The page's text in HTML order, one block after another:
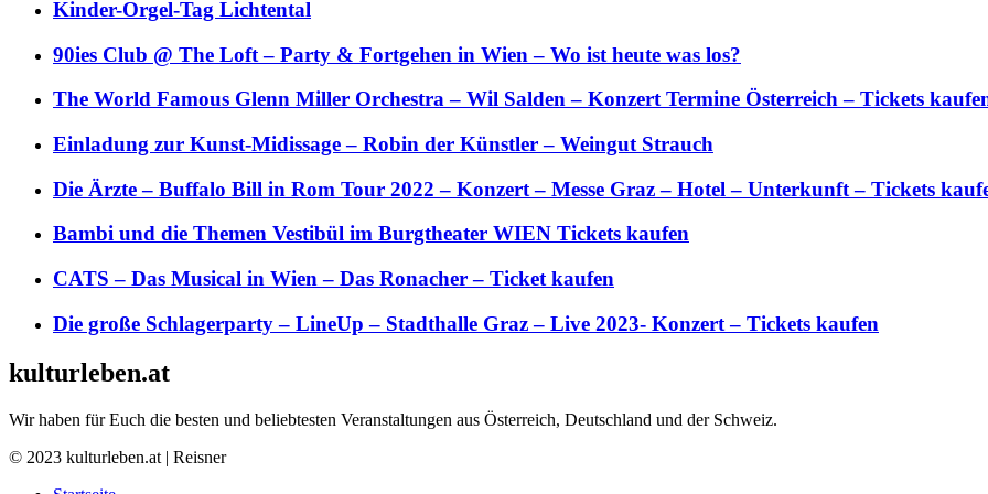
Kinder-Orgel-Tag Lichtental
90ies Club @ The Loft – Party & Fortgehen in Wien – Wo ist heute was los?
The World Famous Glenn Miller Orchestra – Wil Salden – Konzert Termine Österreich – Tickets
Einladung zur Kunst-Midissage – Robin der Künstler – Weingut Strauch
Die Ärzte – Buffalo Bill in Rom Tour 2022 – Konzert – Messe Graz – Hotel – Unterkunft – Tickets
Bambi und die Themen Vestibül im Burgtheater WIEN Tickets kaufen
CATS – Das Musical in Wien – Das Ronacher – Ticket kaufen
Die große Schlagerparty – LineUp – Stadthalle Graz – Live 2023- Konzert – Tickets kaufen
kulturleben.at
Wir haben für Euch die besten und beliebtesten Veranstaltungen aus Österreich, Deutschland und der Schweiz.
© 2023 kulturleben.at | Reisner